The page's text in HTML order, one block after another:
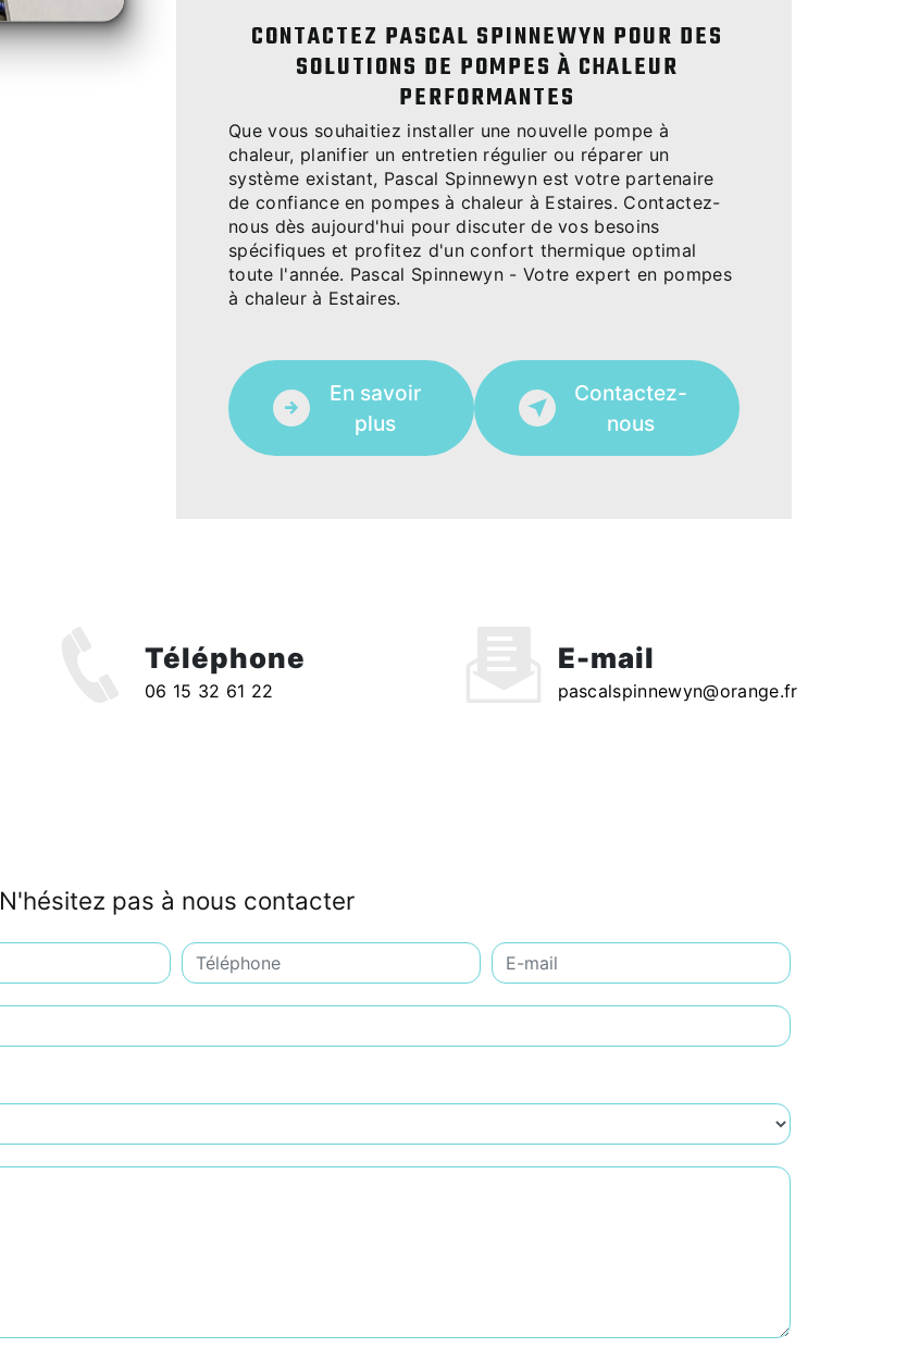
CONTACTEZ PASCAL SPINNEWYN POUR DES
SOLUTIONS DE POMPES À CHALEUR
PERFORMANTES
Que vous souhaitiez installer une nouvelle pompe à
chaleur, planifier un entretien régulier ou réparer un
système existant, Pascal Spinnewyn est votre partenaire
de confiance en pompes à chaleur à Estaires. Contactez-
nous dès aujourd'hui pour discuter de vos besoins
spécifiques et profitez d'un confort thermique optimal
toute l'année. Pascal Spinnewyn - Votre expert en pompes
à chaleur à Estaires.
En savoir
plus
Contactez-
nous
Téléphone
06 15 32 61 22
E-mail
pascalspinnewyn@orange.fr
N'hésitez pas à nous contacter